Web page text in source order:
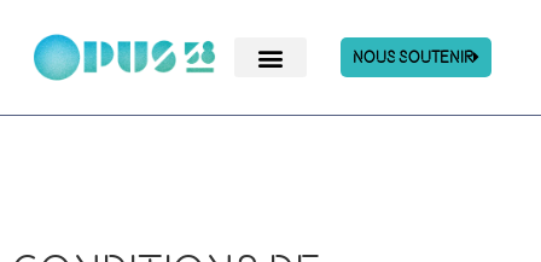
Nous Soutenir